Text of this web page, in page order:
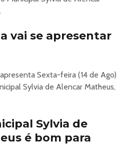
Sangue
é assegurado para 40% do
para cada evento,
15.
odiogoalmeida/
c/DiogoAlmeidaOficial
vai se apresentar
Sexta-feira (14 de Ago)
Sylvia de Alencar Matheus,
Sylvia de
é bom para